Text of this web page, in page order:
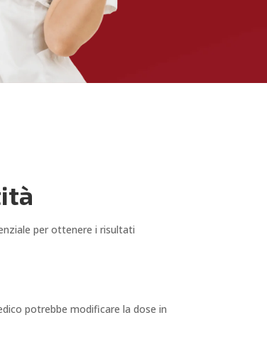
per ottenere i risultati
potrebbe modificare la dose in